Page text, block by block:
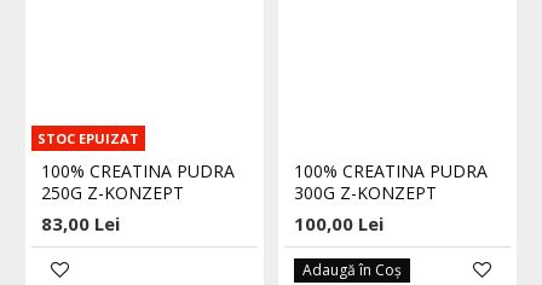
STOC EPUIZAT
100% CREATINA PUDRA
250G Z-KONZEPT
83,00 Lei
100% CREATINA PUDRA
300G Z-KONZEPT
100,00 Lei
Adaugă în Coş